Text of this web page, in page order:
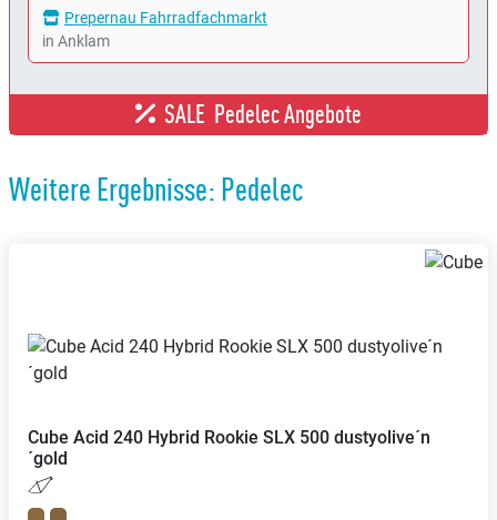
SALE Pedelec Angebote
Prepernau Fahrradfachmarkt
in Anklam
Weitere Ergebnisse: Pedelec
Cube Acid 240 Hybrid Rookie SLX 500 dustyolive´n
´gold